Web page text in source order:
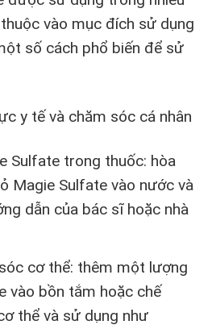
vào mục đích sử dụng
số cách phổ biến để sử
y tế và chăm sóc cá nhân
Sulfate trong thuốc: hòa
Magie Sulfate vào nước và
dẫn của bác sĩ hoặc nhà
cơ thể: thêm một lượng
vào bồn tắm hoặc chế
thể và sử dụng như